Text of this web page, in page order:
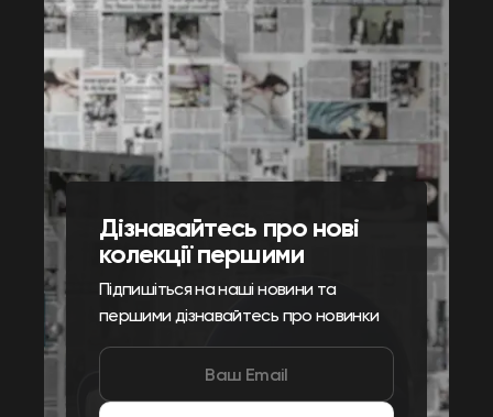
Дізнавайтесь про нові
колекції першими
Підпишіться на наші новини та
першими дізнавайтесь про новинки